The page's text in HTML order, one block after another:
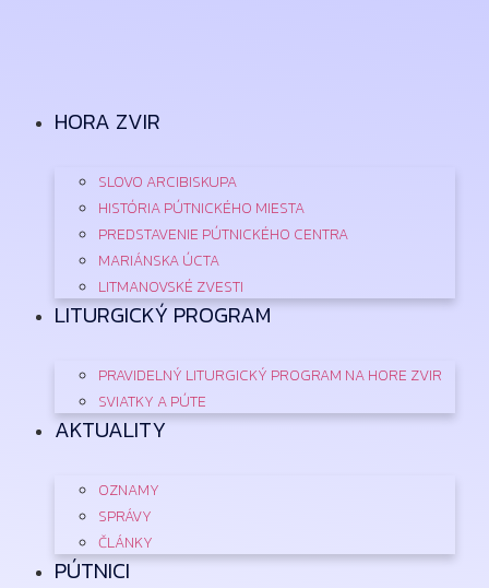
HORA ZVIR
SLOVO ARCIBISKUPA
HISTÓRIA PÚTNICKÉHO MIESTA
PREDSTAVENIE PÚTNICKÉHO CENTRA
MARIÁNSKA ÚCTA
LITMANOVSKÉ ZVESTI
LITURGICKÝ PROGRAM
PRAVIDELNÝ LITURGICKÝ PROGRAM NA HORE ZVIR
SVIATKY A PÚTE
AKTUALITY
OZNAMY
SPRÁVY
ČLÁNKY
PÚTNICI